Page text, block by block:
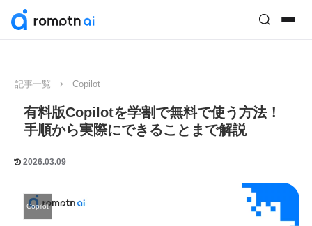
記事一覧 Copilot
有料版Copilotを学割で無料で使う方法！
手順から実際にできることまで解説
2026.03.09
Copilot